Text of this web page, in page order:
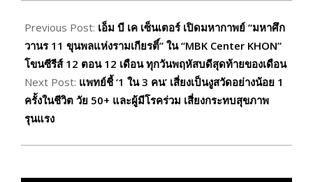
02-
24
Previous Post: เอ็ม บี เค เซ็นเตอร์ เปิดมหากาพย์ “มหาศึก
วานร 11 ขุนพลแห่งรามเกียรติ์” ใน “MBK Center KHON”
โขนซีรีส์ 12 ตอน 12 เดือน ทุกวันพฤหัสบดีสุดท้ายของเดือน
Next Post: แพทย์ชี้ ‘1 ใน 3 คน’ เสี่ยงเป็นงูสวัดอย่างน้อย 1
ครั้งในชีวิต วัย 50+ และผู้มีโรคร่วม เสี่ยงกระทบสุขภาพ
รุนแรง